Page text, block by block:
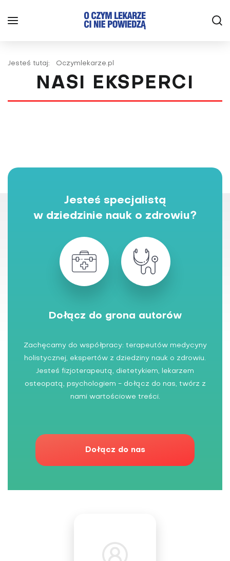
Jesteś tutaj: Oczymlekarze.pl
NASI EKSPERCI
Jesteś specjalistą
w dziedzinie nauk o zdrowiu?
Dołącz do grona autorów
Zachęcamy do współpracy: terapeutów medycyny
holistycznej, ekspertów z dziedziny nauk o zdrowiu.
Jesteś fizjoterapeutą, dietetykiem, lekarzem
osteopatą, psychologiem - dołącz do nas, twórz z
nami wartościowe treści.
Dołącz do nas